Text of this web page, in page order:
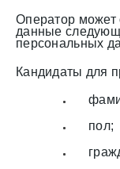
Оператор может
данные
персональных
Кандидаты для
пол;